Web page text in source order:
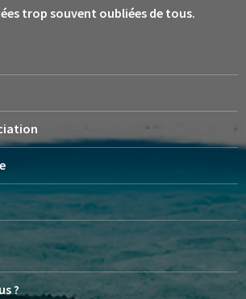
trop souvent oubliées de tous.
?